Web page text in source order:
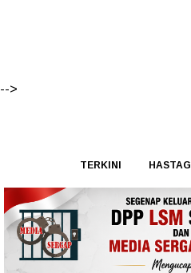
-->
TERKINI HASTAG